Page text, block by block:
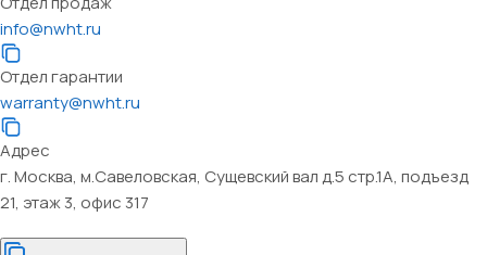
info@nwht.ru
Отдел гарантии
warranty@nwht.ru
Адрес
г. Москва, м.Савеловская, Сущевский вал д.5 стр.1А, подъезд
21, этаж 3, офис 317